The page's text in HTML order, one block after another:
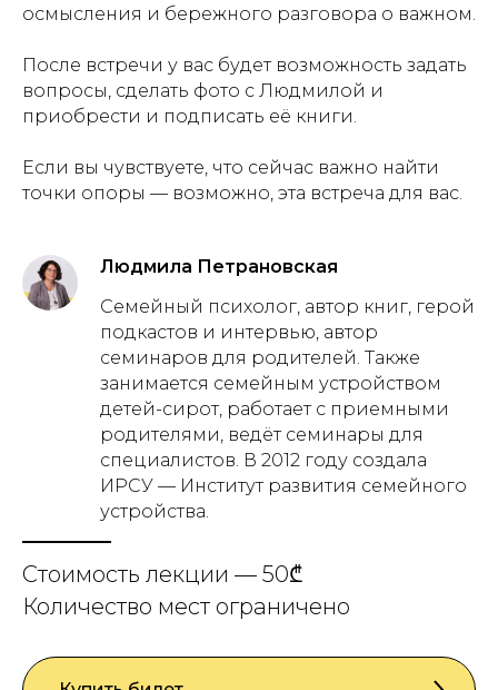
осмысления и бережного разговора о важном.
После встречи у вас будет возможность задать
вопросы, сделать фото с Людмилой и
приобрести и подписать её книги.
Если вы чувствуете, что сейчас важно найти
точки опоры — возможно, эта встреча для вас.
Людмила Петрановская
Семейный психолог, автор книг, герой
подкастов и интервью, автор
семинаров для родителей. Также
занимается семейным устройством
детей-сирот, работает с приемными
родителями, ведёт семинары для
специалистов. В 2012 году создала
ИРСУ — Институт развития семейного
устройства.
Стоимость лекции — 50₾
Количество мест ограничено